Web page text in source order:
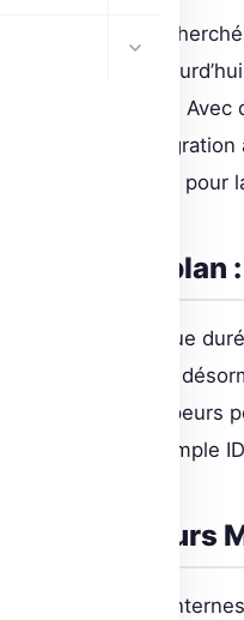
ont toujours
autonomes.
de Gemini API.
et
fiables et prêts
en arrière-
avec une longue
API permettent
. Les développeurs
plan, avec un simple
des serveurs
des intégrations